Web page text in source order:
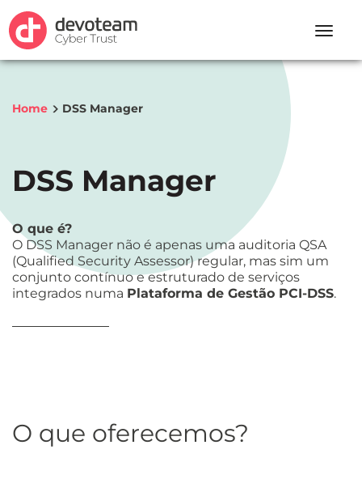
Toggle
Home DSS Manager
DSS Manager
O que é?
O DSS Manager não é apenas uma auditoria QSA
(Qualified Security Assessor) regular, mas sim um
conjunto contínuo e estruturado de serviços
integrados numa Plataforma de Gestão PCI-DSS.
O que oferecemos?